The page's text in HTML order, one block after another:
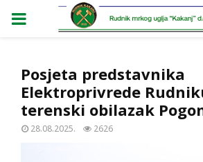
PRIMARY
Posjeta predstavnika
Elektroprivrede
terenski obilazak
28.08.2025. 2626